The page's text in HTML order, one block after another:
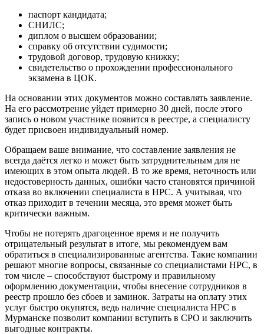
паспорт кандидата;
СНИЛС;
диплом о высшем образовании;
справку об отсутствии судимости;
трудовой договор, трудовую книжку;
свидетельство о прохождении профессионального
экзамена в ЦОК.
На основании этих документов можно составлять заявление.
На его рассмотрение уйдет примерно 30 дней, после этого
запись о новом участнике появится в реестре, а специалисту
будет присвоен индивидуальный номер.
Обращаем ваше внимание, что составление заявления не
всегда даётся легко и может быть затруднительным для не
имеющих в этом опыта людей. В то же время, неточность или
недостоверность данных, ошибки часто становятся причиной
отказа во включении специалиста в НРС. А учитывая, что
отказ приходит в течении месяца, это время может быть
критически важным.
Чтобы не потерять драгоценное время и не получить
отрицательный результат в итоге, мы рекомендуем вам
обратиться в специализированные агентства. Такие компании
решают многие вопросы, связанные со специалистами НРС, в
том числе – способствуют быстрому и правильному
оформлению документации, чтобы внесение сотрудников в
реестр прошло без сбоев и заминок. Затраты на оплату этих
услуг быстро окупятся, ведь наличие специалиста НРС в
Мурманске позволит компании вступить в СРО и заключить
выгодные контракты.